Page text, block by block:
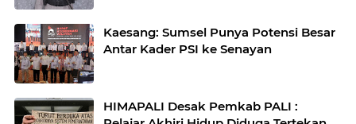
Kaesang: Sumsel Punya Potensi Besar
Antar Kader PSI ke Senayan
HIMAPALI Desak Pemkab PALI :